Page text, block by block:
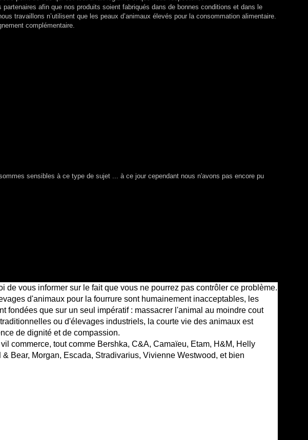
afin que nos produits soient fabriqués dans de bonnes conditions et dans le
travaillons n’utilisent que les peaux d’animaux élevés pour la consommation alimentaire.
complémentaire.
sensibles à ce type de sujet ... à ce jour cependant nous n'avons pas encore pu
de vous informer sur le fait que vous ne pourrez pas contrôler ce problème.
d'animaux pour la fourrure sont humainement inacceptables, les
fondées que sur un seul impératif : massacrer l'animal au moindre cout
ou d'élevages industriels, la courte vie des animaux est
de dignité et de compassion.
commerce, tout comme Bershka, C&A, Camaïeu, Etam, H&M, Helly
Bear, Morgan, Escada, Stradivarius, Vivienne Westwood, et bien